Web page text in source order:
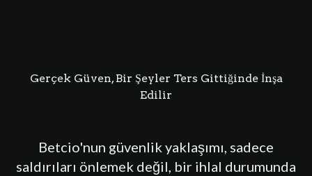
Gerçek Güven, Bir Şeyler Ters Gittiğinde İnşa
Edilir
Betcio'nun güvenlik yaklaşımı, sadece
saldırıları önlemek değil, bir ihlal durumunda